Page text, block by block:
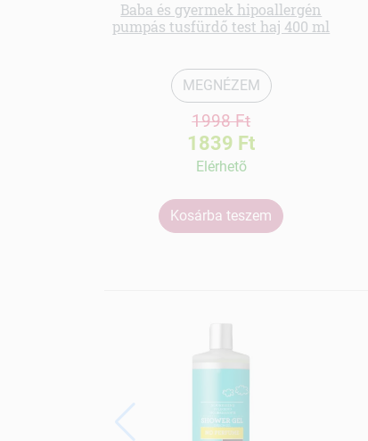
Baba és gyermek hipoallergén
pumpás tusfürdő test haj 400 ml
MEGNÉZEM
1998 Ft
1839 Ft
Elérhetõ
Kosárba teszem